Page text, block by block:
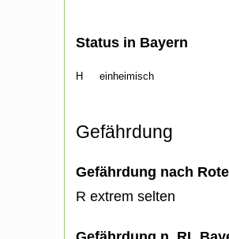
Status in Bayern
H einheimisch
Gefährdung
Gefährdung nach
R extrem selten